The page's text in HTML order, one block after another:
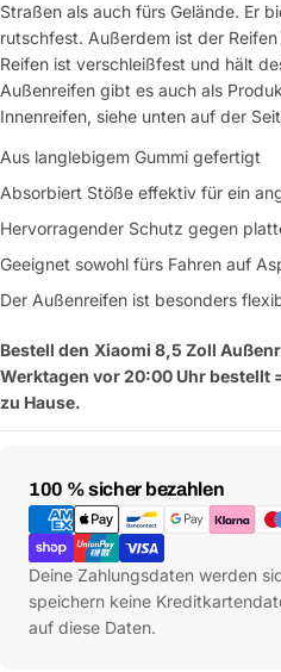
Straßen als auch fürs Gelände. Er
rutschfest. Außerdem ist der
Reifen ist verschleißfest und hält
Außenreifen gibt es auch als
Innenreifen, siehe unten auf der
Aus langlebigem Gummi gefertigt
Absorbiert Stöße effektiv für ein
Hervorragender Schutz gegen
Geeignet sowohl fürs Fahren auf
Der Außenreifen ist besonders
Bestell den Xiaomi 8,5 Zoll
Werktagen vor 20:00 Uhr bestellt
zu Hause.
100 % sicher bezahlen
Zahlungsmethoden
Deine Zahlungsdaten werden
speichern keine
auf diese Daten.